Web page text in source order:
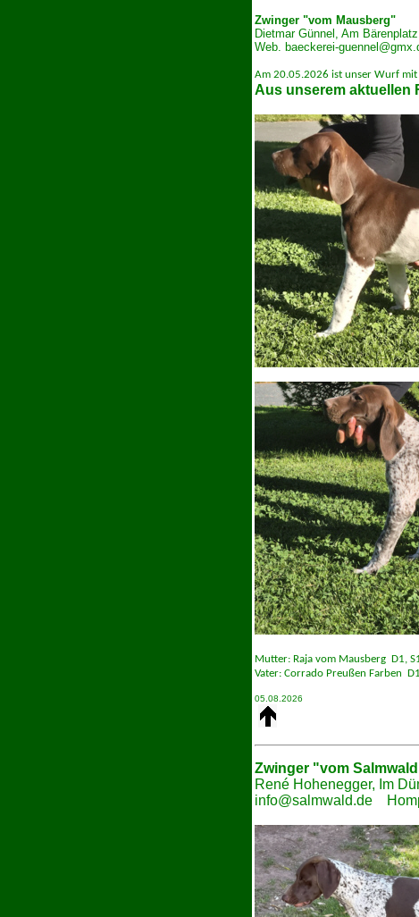
Zwinger "vom Mausberg"
Dietmar Günnel, Am
Web. baeckerei-
Am 20.05.2026 ist unser Wurf
Aus unserem aktuellen
Mutter: Raja vom Mausberg D1,
Vater: Corrado Preußen Farben
05.08.2026
Zwinger "vom Salmwald
René Hohenegger, Im
info@salmwald.de